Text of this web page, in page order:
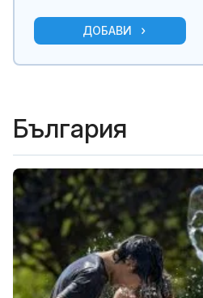
ДОБАВИ
България